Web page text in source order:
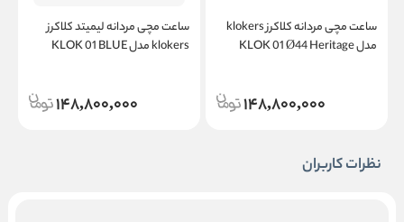
ساعت مچی مردانه کلاکرز klokers
مدل KLOK 01 Ø44 Heritage
148,800,000
ساعت مچی مردانه لیمیتد کلاکرز
klokers مدل KLOK 01 BLUE
148,800,000
نظرات کاربران